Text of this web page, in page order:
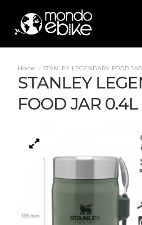
STANLEY LEGENDARY FOOD
STANLEY
FOOD JAR 0.4L